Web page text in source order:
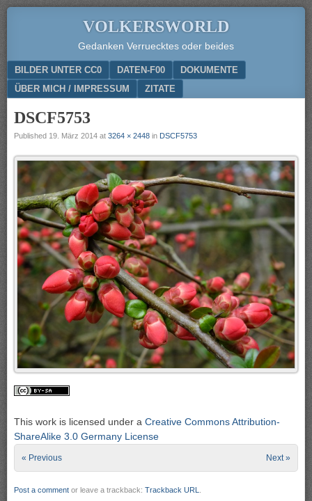
VOLKERSWORLD
Gedanken Verruecktes oder beides
Menu
SKIP TO CONTENT
BILDER UNTER CC0 DATEN-F00
DOKUMENTE
ÜBER MICH / IMPRESSUM
ZITATE
DSCF5753
Published 19. März 2014 at 3264 × 2448 in DSCF5753
This work is licensed under a Creative Commons Attribution-
ShareAlike 3.0 Germany License
« Previous Next »
Post a comment or leave a trackback: Trackback URL